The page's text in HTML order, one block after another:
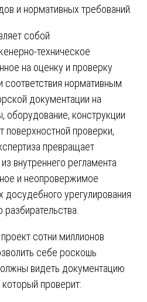
и нормативных требований.
собой
техническое
на оценку и проверку
соответствия нормативным
документации на
оборудование, конструкции
поверхностной проверки,
превращает
внутреннего регламента
и неопровержимое
досудебного урегулирования
сотни миллионов
себе роскошь
видеть документацию
проверит: